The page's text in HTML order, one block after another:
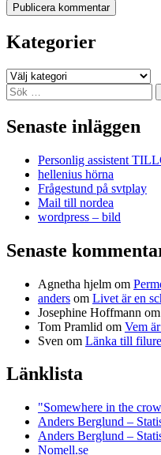
Kategorier
Kategorier
Sök
efter:
Senaste inläggen
Personlig assistent
hellenius hörna
Frågestund på svtplay
Mail till nordea
wordpress – bild
Senaste
Agnetha hjelm om
anders om Livet är en
Josephine Hoffmann om
Tom Pramlid om Vem
Sven om Länka till
Länklista
"Somewhere in the
Anders Berglund –
Anders Berglund –
Nomell.se